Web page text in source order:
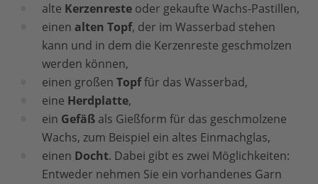
alte Kerzenreste oder gekaufte Wachs-Pastillen,
einen alten Topf, der im Wasserbad stehen
kann und in dem die Kerzenreste geschmolzen
werden können,
einen großen Topffür das Wasserbad,
eine Herdplatte,
ein Gefäß als Gießform für das geschmolzene
Wachs, zum Beispiel ein altes Einmachglas,
einen Docht. Dabei gibt es zwei Möglichkeiten:
Entweder nehmen Sie ein vorhandenes Garn